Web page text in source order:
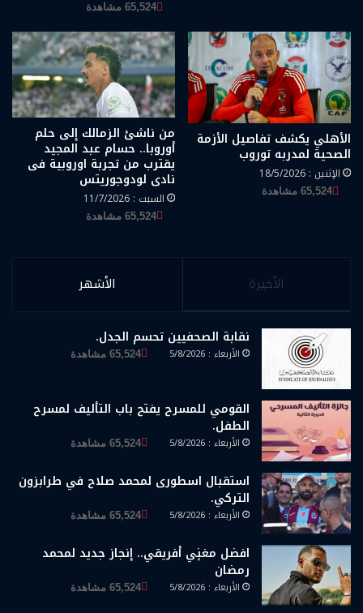
65,524 مشاهدة
الأهلي يكشف تفاصيل الأزمة
الصحية لمدربه توروب
الإثنين : 18/5/2026
65,524 مشاهدة
من ناشئ الزمالك إلى حلم
أوروبا.. حسام عبد المجيد
يقترب من تجربة اوروبية فى
نادى لودوجوريتس
السبت : 11/7/2026
65,524 مشاهدة
الأخيرة الأشهر
نقابة الصحفيين تحسم الجدل.
الأربعاء : 5/8/2026 65,524 مشاهدة
القومي للمسرح يفتح باب التأليف لمسرح
الطفل.
الأربعاء : 5/8/2026 65,524 مشاهدة
استقبال اسطورى لمحمد صلاح في طرابزون
التركي.
الأربعاء : 5/8/2026 65,524 مشاهدة
افضل مغنٍي أفريقي.. إنجاز جديد لمحمد
رمضان
الأربعاء : 5/8/2026 65,524 مشاهدة